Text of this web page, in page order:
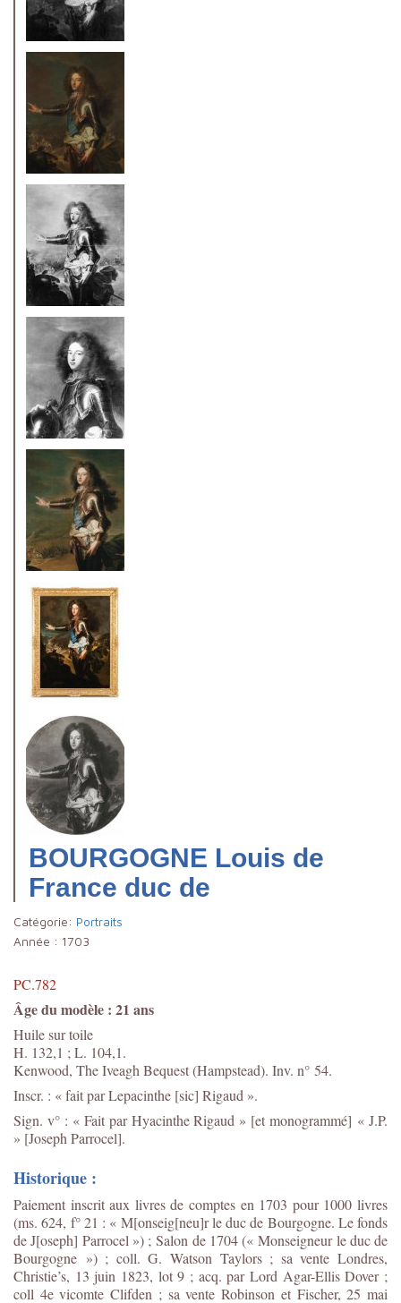
BOURGOGNE Louis de
France duc de
Catégorie: Portraits
Année : 1703
PC.782
Âge du modèle : 21 ans
Huile sur toile
H. 132,1 ; L. 104,1.
Kenwood, The Iveagh Bequest (Hampstead). Inv. n° 54.
Inscr. : « fait par Lepacinthe [sic] Rigaud ».
Sign. v° : « Fait par Hyacinthe Rigaud » [et monogrammé] « J.P.
» [Joseph Parrocel].
Historique :
Paiement inscrit aux livres de comptes en 1703 pour 1000 livres
(ms. 624, f° 21 : « M[onseig[neu]r le duc de Bourgogne. Le fonds
de J[oseph] Parrocel ») ; Salon de 1704 (« Monseigneur le duc de
Bourgogne ») ; coll. G. Watson Taylors ; sa vente Londres,
Christie’s, 13 juin 1823, lot 9 ; acq. par Lord Agar-Ellis Dover ;
coll 4e vicomte Clifden ; sa vente Robinson et Fischer, 25 mai